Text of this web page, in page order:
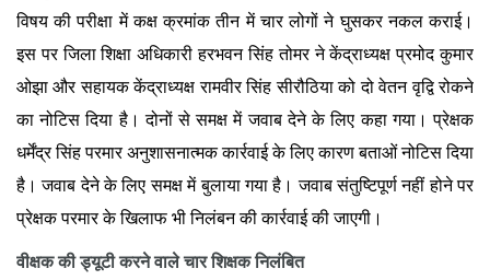
विषय की परीक्षा में कक्ष क्रमांक तीन में चार लोगों ने घुसकर नकल कराई।
इस पर जिला शिक्षा अधिकारी हरभवन सिंह तोमर ने केंद्राध्यक्ष प्रमोद कुमार
ओझा और सहायक केंद्राध्यक्ष रामवीर सिंह सीरौठिया को दो वेतन वृद्वि रोकने
का नोटिस दिया है। दोनों से समक्ष में जवाब देने के लिए कहा गया। प्रेक्षक
धर्मेंद्र सिंह परमार अनुशासनात्मक कार्रवाई के लिए कारण बताओं नोटिस दिया
है। जवाब देने के लिए समक्ष में बुलाया गया है। जवाब संतुष्टिपूर्ण नहीं होने पर
प्रेक्षक परमार के खिलाफ भी निलंबन की कार्रवाई की जाएगी।
वीक्षक की ड्यूटी करने वाले चार शिक्षक निलंबित